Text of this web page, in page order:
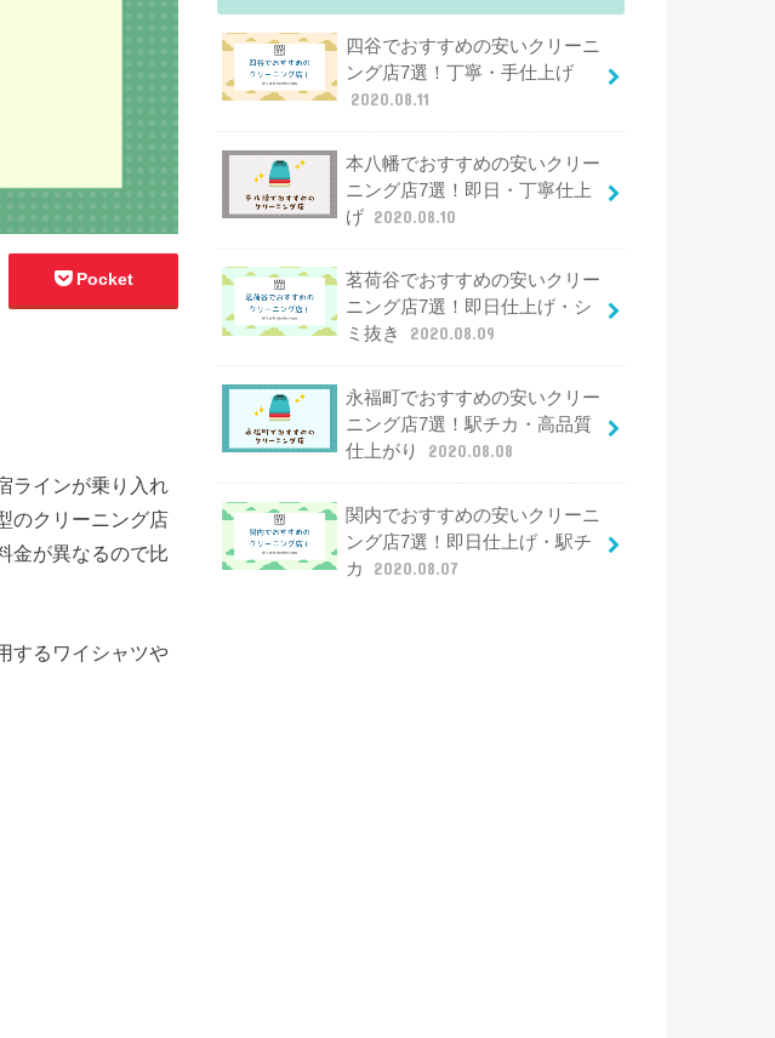
Pocket
ラインが乗り入れ
のクリーニング店
金が異なるので比
するワイシャツや
四谷でおすすめの安いクリーニ
ング店7選！丁寧・手仕上げ
2020.08.11
本八幡でおすすめの安いクリー
ニング店7選！即日・丁寧仕上
げ 2020.08.10
茗荷谷でおすすめの安いクリー
ニング店7選！即日仕上げ・シ
ミ抜き
2020.08.09
永福町でおすすめの安いクリー
ニング店7選！駅チカ・高品質
仕上がり
2020.08.08
関内でおすすめの安いクリーニ
ング店7選！即日仕上げ・駅チ
カ
2020.08.07